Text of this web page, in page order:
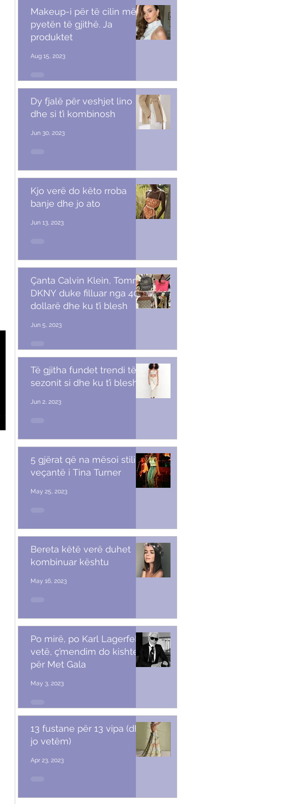
Makeup-i për të cilin më
pyetën të gjithë. Ja
produktet
Aug 15, 2023
Dy fjalë për veshjet lino
dhe si t’i kombinosh
Jun 30, 2023
Kjo verë do këto rroba
banje dhe jo ato
Jun 13, 2023
Çanta Calvin Klein, Tommy,
DKNY duke filluar nga 40
dollarë dhe ku t’i blesh
Jun 5, 2023
Të gjitha fundet trendi të
sezonit si dhe ku t’i blesh
Jun 2, 2023
5 gjërat që na mësoi stili i
veçantë i Tina Turner
May 25, 2023
Bereta këtë verë duhet
kombinuar kështu
May 16, 2023
Po mirë, po Karl Lagerfeld
vetë, ç’mendim do kishte
për Met Gala
May 3, 2023
13 fustane për 13 vipa (dhe
jo vetëm)
Apr 23, 2023